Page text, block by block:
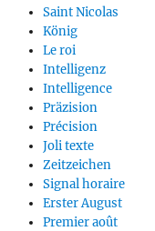
Saint Nicolas
König
Le roi
Intelligenz
Intelligence
Präzision
Précision
Joli texte
Zeitzeichen
Signal horaire
Erster August
Premier août